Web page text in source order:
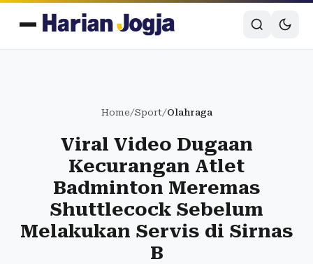
Home/Sport/Olahraga
Viral Video Dugaan
Kecurangan Atlet
Badminton Meremas
Shuttlecock Sebelum
Melakukan Servis di Sirnas
B